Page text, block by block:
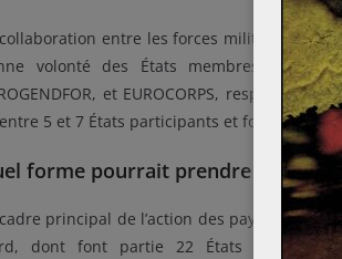
entre les forces militaires
volonté des États membres.
et EUROCORPS,
5 et 7 États participants et fonctionnent
forme pourrait prendre une
principal de l’action des pays
dont font partie 22 États membres